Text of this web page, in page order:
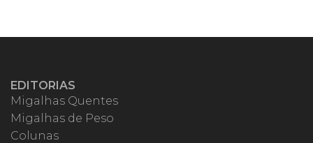
EDITORIAS
Migalhas Quentes
Migalhas de Peso
Colunas